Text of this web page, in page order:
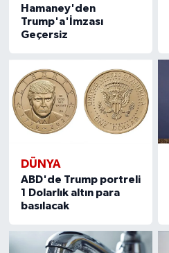
Hamaney'den
Trump'a'İmzası
Geçersiz
DÜNYA
ABD'de Trump portreli
1 Dolarlık altın para
basılacak